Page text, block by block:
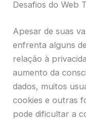
Desafios do Web
Apesar de suas
enfrenta alguns
relação à
aumento da
dados, muitos
cookies e outras
pode dificultar a